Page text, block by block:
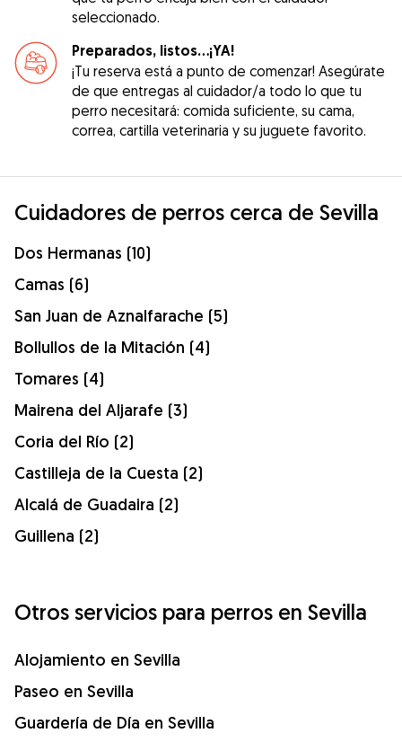
seleccionado.
Preparados, listos...¡YA!
¡Tu reserva está a punto de comenzar! Asegúrate
de que entregas al cuidador/a todo lo que tu
perro necesitará: comida suficiente, su cama,
correa, cartilla veterinaria y su juguete favorito.
Cuidadores de perros cerca de Sevilla
Dos Hermanas (10)
Camas (6)
San Juan de Aznalfarache (5)
Bollullos de la Mitación (4)
Tomares (4)
Mairena del Aljarafe (3)
Coria del Río (2)
Castilleja de la Cuesta (2)
Alcalá de Guadaira (2)
Guillena (2)
Otros servicios para perros en Sevilla
Alojamiento en Sevilla
Paseo en Sevilla
Guardería de Día en Sevilla